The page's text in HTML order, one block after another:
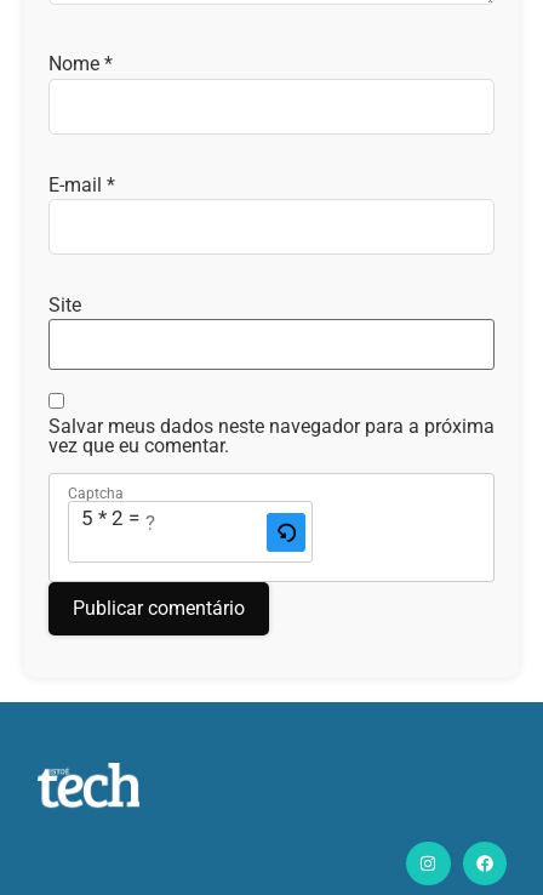
Nome *
E-mail *
Site
Salvar meus dados neste navegador para a próxima
vez que eu comentar.
Captcha
5 * 2 = ?